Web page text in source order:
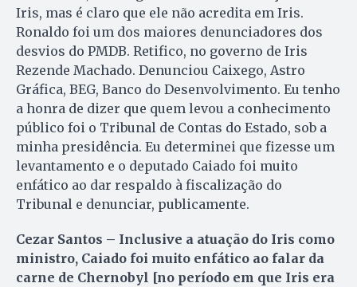
Iris, mas é claro que ele não acredita em Iris.
Ronaldo foi um dos maiores denunciadores dos
desvios do PMDB. Retifico, no governo de Iris
Rezende Machado. Denunciou Caixego, Astro
Gráfica, BEG, Banco do Desenvolvimento. Eu tenho
a honra de dizer que quem levou a conhecimento
público foi o Tribunal de Contas do Estado, sob a
minha presidência. Eu determinei que fizesse um
levantamento e o deputado Caiado foi muito
enfático ao dar respaldo à fiscalização do
Tribunal e denunciar, publicamente.
Cezar Santos – Inclusive a atuação do Iris como
ministro, Caiado foi muito enfático ao falar da
carne de Chernobyl [no período em que Iris era